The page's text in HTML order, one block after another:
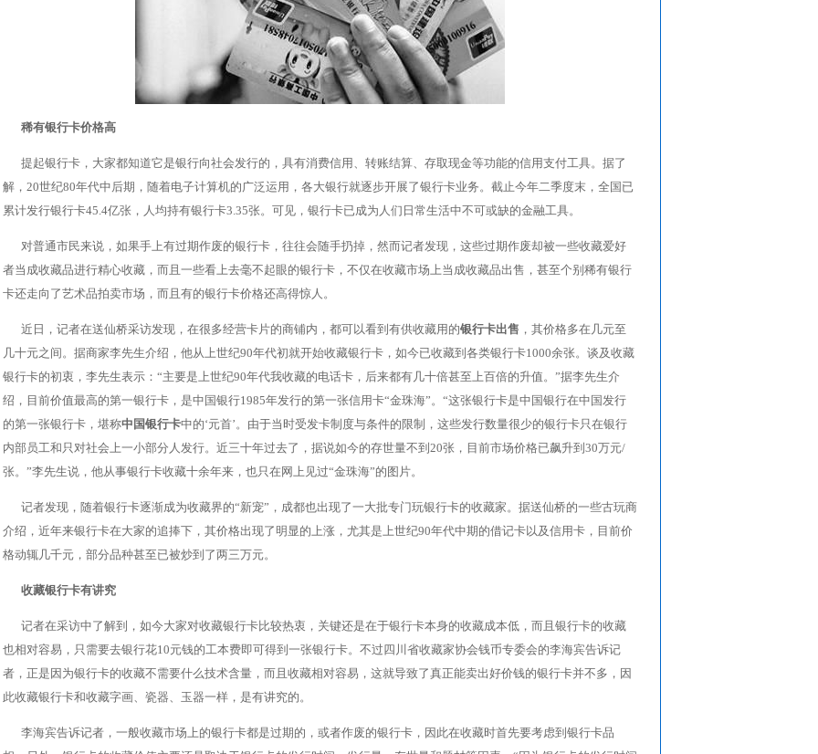
稀有银行卡价格高
提起银行卡，大家都知道它是银行向社会发行的，具有消费信用、转账结算、存取现金等功能的信用支付工具。据了
解，20世纪80年代中后期，随着电子计算机的广泛运用，各大银行就逐步开展了银行卡业务。截止今年二季度末，全国已
累计发行银行卡45.4亿张，人均持有银行卡3.35张。可见，银行卡已成为人们日常生活中不可或缺的金融工具。
对普通市民来说，如果手上有过期作废的银行卡，往往会随手扔掉，然而记者发现，这些过期作废却被一些收藏爱好
者当成收藏品进行精心收藏，而且一些看上去毫不起眼的银行卡，不仅在收藏市场上当成收藏品出售，甚至个别稀有银行
卡还走向了艺术品拍卖市场，而且有的银行卡价格还高得惊人。
近日，记者在送仙桥采访发现，在很多经营卡片的商铺内，都可以看到有供收藏用的银行卡出售 ，其价格多在几元至
几十元之间。据商家李先生介绍，他从上世纪90年代初就开始收藏银行卡，如今已收藏到各类银行卡1000余张。谈及收藏
银行卡的初衷，李先生表示：“主要是上世纪90年代我收藏的电话卡，后来都有几十倍甚至上百倍的升值。”据李先生介
绍，目前价值最高的第一银行卡，是中国银行1985年发行的第一张信用卡“金珠海”。“这张银行卡是中国银行在中国发行
的第一张银行卡，堪称中国银行卡中的‘元首’。由于当时受发卡制度与条件的限制，这些发行数量很少的银行卡只在银行
内部员工和只对社会上一小部分人发行。近三十年过去了，据说如今的存世量不到20张，目前市场价格已飙升到30万元/
张。”李先生说，他从事银行卡收藏十余年来，也只在网上见过“金珠海”的图片。
记者发现，随着银行卡逐渐成为收藏界的“新宠”，成都也出现了一大批专门玩银行卡的收藏家。据送仙桥的一些古玩商
介绍，近年来银行卡在大家的追捧下，其价格出现了明显的上涨，尤其是上世纪90年代中期的借记卡以及信用卡，目前价
格动辄几千元，部分品种甚至已被炒到了两三万元。
收藏银行卡有讲究
记者在采访中了解到，如今大家对收藏银行卡比较热衷，关键还是在于银行卡本身的收藏成本低，而且银行卡的收藏
也相对容易，只需要去银行花10元钱的工本费即可得到一张银行卡。不过四川省收藏家协会钱币专委会的李海宾告诉记
者，正是因为银行卡的收藏不需要什么技术含量，而且收藏相对容易，这就导致了真正能卖出好价钱的银行卡并不多，因
此收藏银行卡和收藏字画、瓷器、玉器一样，是有讲究的。
李海宾告诉记者，一般收藏市场上的银行卡都是过期的，或者作废的银行卡，因此在收藏时首先要考虑到银行卡品